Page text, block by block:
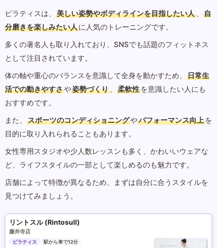
ピラティスは、 美しい姿勢やボディラインを目指したい人 、
自
分磨きを楽しみたい人に人気のトレーニングです。
多くの著名人も取り入れており、SNSでも話題のフィットネス
として注目されています。
体の軸や重心のバランスを意識して全身を動かすため、
日常生
活での動きやすさや姿勢づくり 、 柔軟性 を意識したい人にも
おすすめです。
また、
スポーツのコンディショニングやパフォーマンス向上 を
目的に取り入れられることもあります。
女性専用スタジオや少人数レッスンも多く、かわいいウェアな
ど、ライフスタイルの一部として楽しめるのも魅力です。
店舗によって特徴が異なるため、まずは自分に合うスタイルを
見つけてみましょう。
リントスル (Rintosull)
藤井寺店
ピラティス
駅から車で12分